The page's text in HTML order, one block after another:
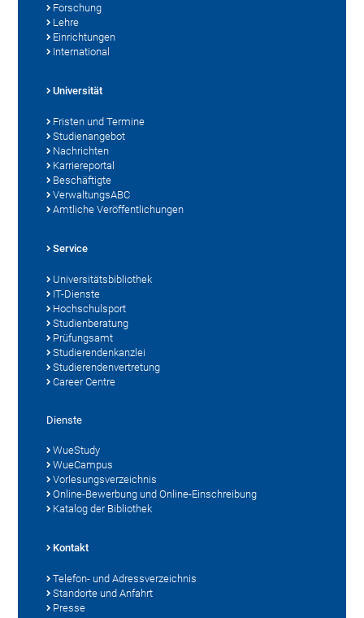
Forschung
Lehre
Einrichtungen
International
Universität
Fristen und Termine
Studienangebot
Nachrichten
Karriereportal
Beschäftigte
VerwaltungsABC
Amtliche Veröffentlichungen
Service
Universitätsbibliothek
IT-Dienste
Hochschulsport
Studienberatung
Prüfungsamt
Studierendenkanzlei
Studierendenvertretung
Career Centre
Dienste
WueStudy
WueCampus
Vorlesungsverzeichnis
Online-Bewerbung und Online-Einschreibung
Katalog der Bibliothek
Kontakt
Telefon- und Adressverzeichnis
Standorte und Anfahrt
Presse